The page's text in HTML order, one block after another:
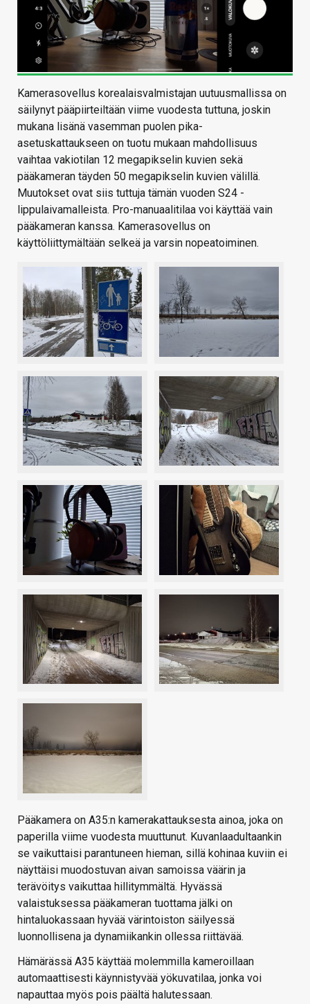
Kamerasovellus korealaisvalmistajan uutuusmallissa on
säilynyt pääpiirteiltään viime vuodesta tuttuna, joskin
mukana lisänä vasemman puolen pika-
asetuskattaukseen on tuotu mukaan mahdollisuus
vaihtaa vakiotilan 12 megapikselin kuvien sekä
pääkameran täyden 50 megapikselin kuvien välillä.
Muutokset ovat siis tuttuja tämän vuoden S24 -
lippulaivamalleista. Pro-manuaalitilaa voi käyttää vain
pääkameran kanssa. Kamerasovellus on
käyttöliittymältään selkeä ja varsin nopeatoiminen.
Pääkamera on A35:n kamerakattauksesta ainoa, joka on
paperilla viime vuodesta muuttunut. Kuvanlaadultaankin
se vaikuttaisi parantuneen hieman, sillä kohinaa kuviin ei
näyttäisi muodostuvan aivan samoissa väärin ja
terävöitys vaikuttaa hillitymmältä. Hyvässä
valaistuksessa pääkameran tuottama jälki on
hintaluokassaan hyvää värintoiston säilyessä
luonnollisena ja dynamiikankin ollessa riittävää.
Hämärässä A35 käyttää molemmilla kameroillaan
automaattisesti käynnistyvää yökuvatilaa, jonka voi
napauttaa myös pois päältä halutessaan.